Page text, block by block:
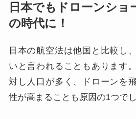
日本でもドローンショ
の時代に！
日本の航空法は他国と比較し
いと言われることもあります
対し人口が多く、ドローンを
性が高まることも原因の1つでし